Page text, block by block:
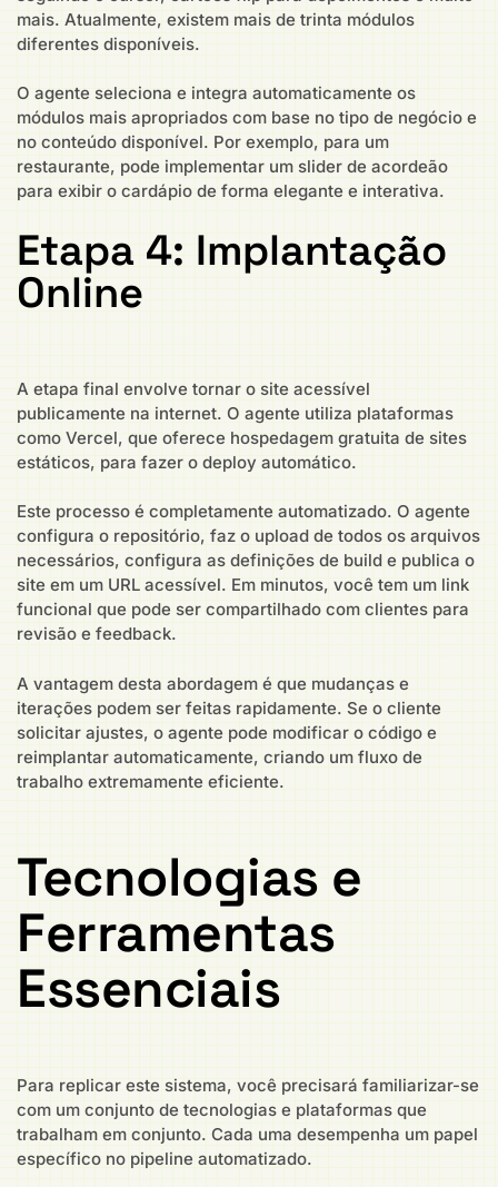
mais. Atualmente, existem mais de trinta módulos
diferentes disponíveis.
O agente seleciona e integra automaticamente os
módulos mais apropriados com base no tipo de negócio e
no conteúdo disponível. Por exemplo, para um
restaurante, pode implementar um slider de acordeão
para exibir o cardápio de forma elegante e interativa.
Etapa 4: Implantação
Online
A etapa final envolve tornar o site acessível
publicamente na internet. O agente utiliza plataformas
como Vercel, que oferece hospedagem gratuita de sites
estáticos, para fazer o deploy automático.
Este processo é completamente automatizado. O agente
configura o repositório, faz o upload de todos os arquivos
necessários, configura as definições de build e publica o
site em um URL acessível. Em minutos, você tem um link
funcional que pode ser compartilhado com clientes para
revisão e feedback.
A vantagem desta abordagem é que mudanças e
iterações podem ser feitas rapidamente. Se o cliente
solicitar ajustes, o agente pode modificar o código e
reimplantar automaticamente, criando um fluxo de
trabalho extremamente eficiente.
Tecnologias e
Ferramentas
Essenciais
Para replicar este sistema, você precisará familiarizar-se
com um conjunto de tecnologias e plataformas que
trabalham em conjunto. Cada uma desempenha um papel
específico no pipeline automatizado.